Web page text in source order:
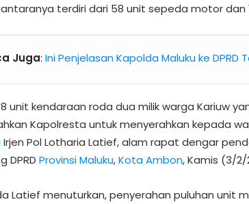
terdiri dari 58 unit sepeda motor dan
Juga: Ini Penjelasan Kapolda Maluku ke DPRD
unit kendaraan roda dua milik warga Kariuw
Kapolresta untuk menyerahkan kepada
Irjen Pol Lotharia Latief, alam rapat dengar
DPRD Provinsi Maluku,Kota Ambon, Kamis (3/2/
Latief menuturkan, penyerahan puluhan unit